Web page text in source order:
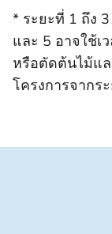
* ระยะที่ 1 ถึง
และ 5 อาจใช้เ
หรือตัดต้นไม้แ
โครงการจากร